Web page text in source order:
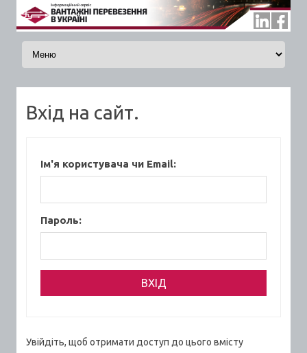
Skip to content
Вхід на сайт.
Ім'я користувача чи Email:
Пароль:
Увійдіть, щоб отримати доступ до цього вмісту